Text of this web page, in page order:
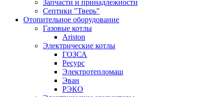
Запчасти и принадлежности
Септики "Тверь"
Отопительное оборудование
Газовые котлы
Ariston
Электрические котлы
ГОЗСА
Ресурс
Электротепломаш
Эван
РЭКО